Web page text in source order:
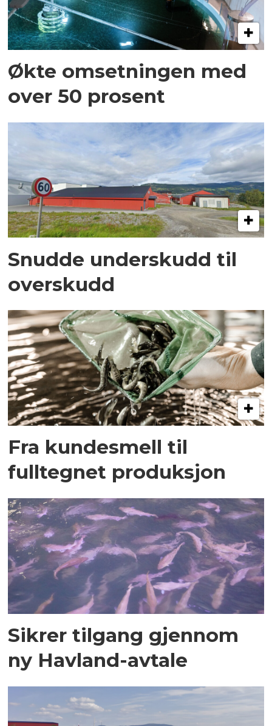
Økte omsetningen med
over 50 prosent
Snudde underskudd til
overskudd
Fra kundesmell til
fulltegnet produksjon
Sikrer tilgang gjennom
ny Havland-avtale